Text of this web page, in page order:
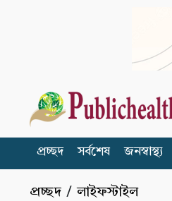
প্রচ্ছদ সর্বশেষ জনস্বাস্থ্য
প্রচ্ছদ /লাইফস্টাইল